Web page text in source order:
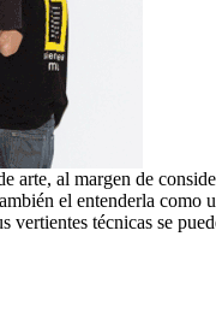
al margen de
el entenderla como
técnicas se